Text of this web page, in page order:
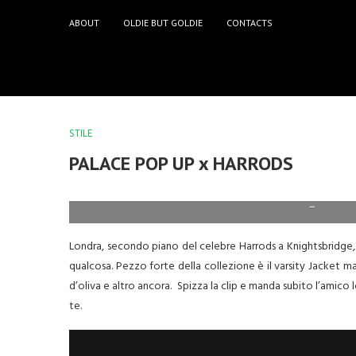
ABOUT OLDIE BUT GOLDIE CONTACTS
STILE
PALACE POP UP x HARRODS
–
Londra, secondo piano del celebre Harrods a
qualcosa. Pezzo forte della collezione è il varsity Jacket
d’oliva e altro ancora. Spizza la clip e manda subito
te.